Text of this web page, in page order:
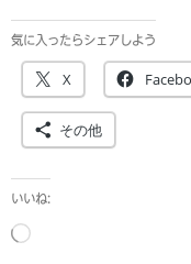
気に入ったらシェアしよう
X
その他
いいね:
読